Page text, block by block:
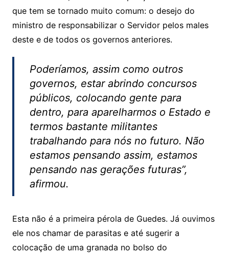
que tem se tornado muito comum: o desejo do
ministro de responsabilizar o Servidor pelos males
deste e de todos os governos anteriores.
Poderíamos, assim como outros
governos, estar abrindo concursos
públicos, colocando gente para
dentro, para aparelharmos o Estado e
termos bastante militantes
trabalhando para nós no futuro. Não
estamos pensando assim, estamos
pensando nas gerações futuras”,
afirmou.
Esta não é a primeira pérola de Guedes. Já ouvimos
ele nos chamar de parasitas e até sugerir a
colocação de uma granada no bolso do